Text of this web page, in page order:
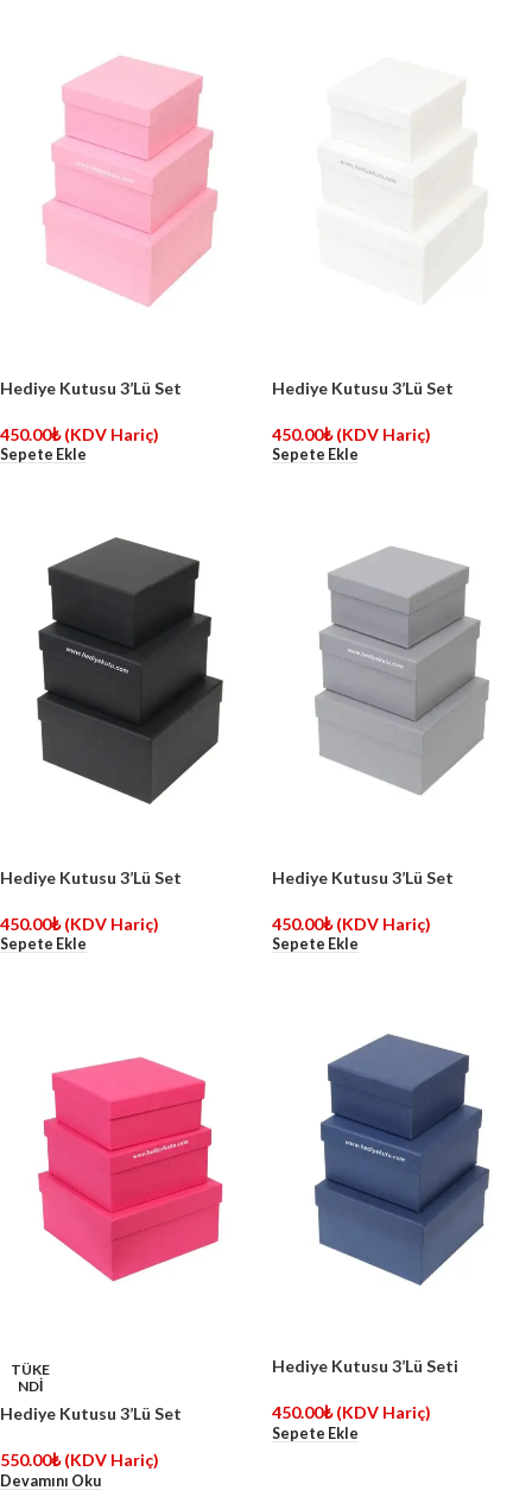
Hediye Kutusu 3’Lü Set
450.00₺ (KDV Hariç)
Sepete Ekle
Hediye Kutusu 3’Lü Set
450.00₺ (KDV Hariç)
Sepete Ekle
Hediye Kutusu 3’Lü Set
450.00₺ (KDV Hariç)
Sepete Ekle
Hediye Kutusu 3’Lü Set
450.00₺ (KDV Hariç)
Sepete Ekle
TÜKE
NDİ
Hediye Kutusu 3’Lü Set
550.00₺ (KDV Hariç)
Devamını Oku
Hediye Kutusu 3’Lü Seti
450.00₺ (KDV Hariç)
Sepete Ekle